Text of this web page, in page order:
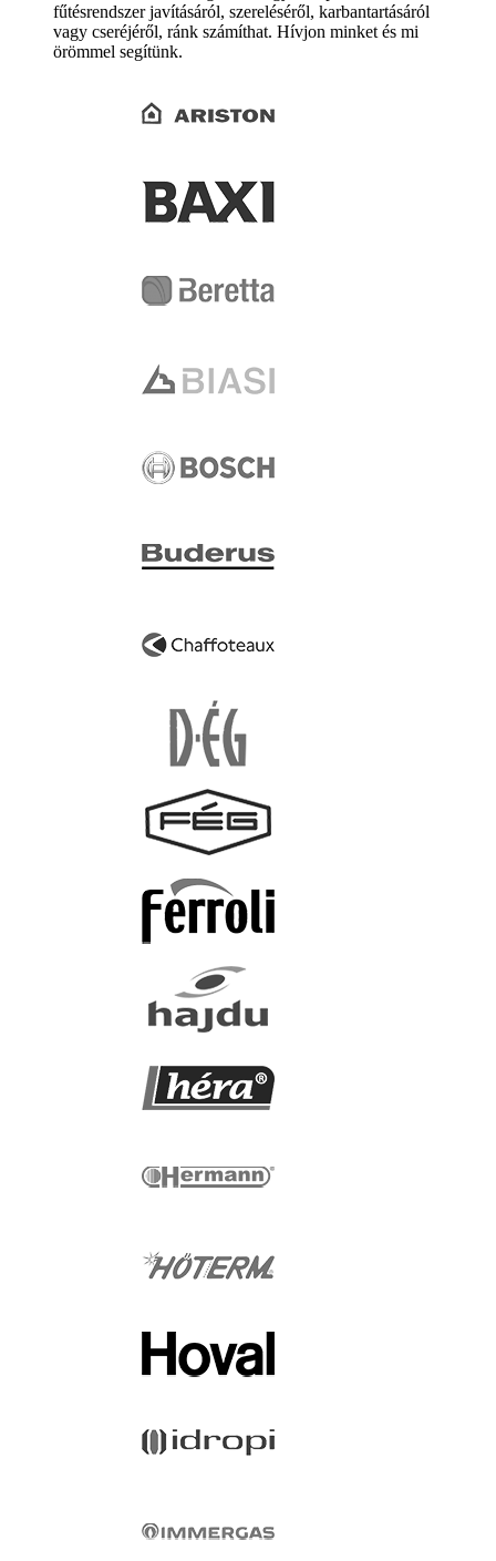
fűtésrendszer javításáról, szereléséről, karbantartásáról
vagy cseréjéről, ránk számíthat. Hívjon minket és mi
örömmel segítünk.